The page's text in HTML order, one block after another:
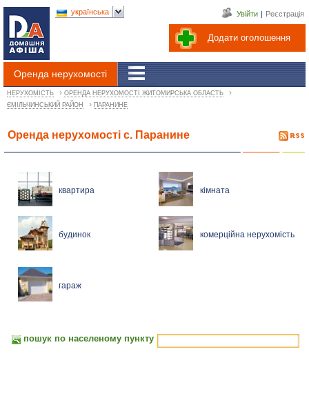
Додати оголошення
Увійти | Реєстрація
Оренда нерухомості
українська
НЕРУХОМІСТЬ › ОРЕНДА НЕРУХОМОСТІ ЖИТОМИРСЬКА ОБЛАСТЬ ›
ЄМІЛЬЧИНСЬКИЙ РАЙОН › ПАРАНИНЕ
Оренда нерухомості с. Паранине
квартира кімната
будинок комерційна нерухомість
гараж
пошук по населеному пункту